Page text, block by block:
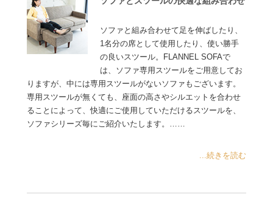
ソファと組み合わせて足を伸ばしたり、
1名分の席として使用したり、使い勝手
の良いスツール。FLANNEL SOFAで
は、ソファ専用スツールをご用意してお
りますが、中には専用スツールがないソファもございます。
専用スツールが無くても、座面の高さやシルエットを合わせ
ることによって、快適にご使用していただけるスツールを、
ソファシリーズ毎にご紹介いたします。……
...続きを読む